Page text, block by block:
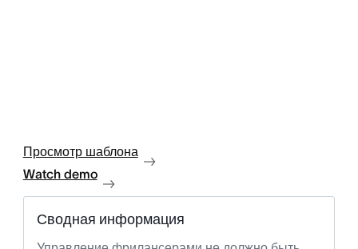
Просмотр шаблона
Watch demo
Сводная информация